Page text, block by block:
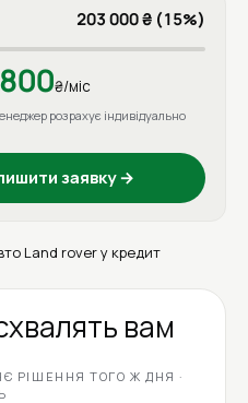
203 000 ₴ (15%)
₴/міс
розрахує індивідуально
заявку →
Land rover у кредит
вам
РІШЕННЯ ТОГО Ж ДНЯ ·